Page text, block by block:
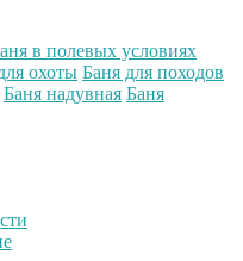
в полевых условиях
охоты Баня для походов
Баня надувная Баня